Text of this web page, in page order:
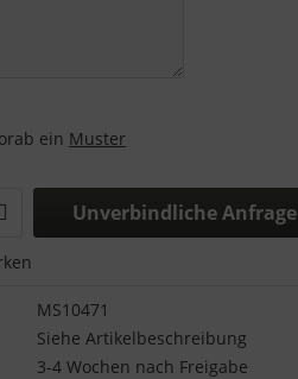
ein Muster
Unverbindliche Anfrage
MS10471
Siehe Artikelbeschreibung
3-4 Wochen nach Freigabe